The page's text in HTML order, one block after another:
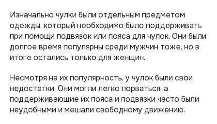
Изначально чулки были отдельным предметом
одежды, который необходимо было поддерживать
при помощи подвязок или пояса для чулок. Они были
долгое время популярны среди мужчин тоже, но в
итоге остались только для женщин.
Несмотря на их популярность, у чулок были свои
недостатки. Они могли легко порваться, а
поддерживающие их пояса и подвязки часто были
неудобными и мешали свободному движению.